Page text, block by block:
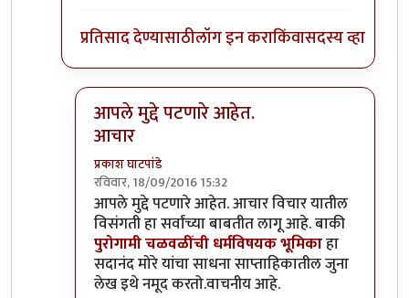
प्रतिसाद देण्यासाठीलॉग इन कराकिंवासदस्य व्हा
आपले मुद्दे पटणारे आहेत.
आचार
प्रकाश घाटपांडे
रविवार, 18/09/2016 15:32
In reply toवेल...byगॅरी ट्रुमन
आपले मुद्दे पटणारे आहेत. आचार विचार यातील
विसंगती हा सर्वांच्या बाबतीत लागू आहे. बाकी
पुरोगामी चळवळींची धर्मविषयक भूमिकाहा
सदानंद मोरे यांचा साधना साप्ताहिकातील जुना
लेख इथे नमूद करतो.वाचनीय आहे.